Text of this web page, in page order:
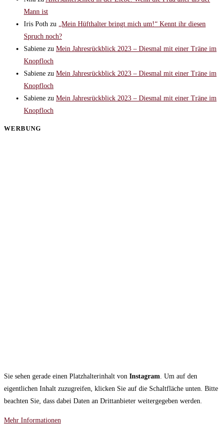
Mann ist
Iris Poth zu „Mein Hüfthalter bringt mich um!“ Kennt ihr diesen
Spruch noch?
Sabiene zu Mein Jahresrückblick 2023 – Diesmal mit einer Träne im
Knopfloch
Sabiene zu Mein Jahresrückblick 2023 – Diesmal mit einer Träne im
Knopfloch
Sabiene zu Mein Jahresrückblick 2023 – Diesmal mit einer Träne im
Knopfloch
WERBUNG
Sie sehen gerade einen Platzhalterinhalt von Instagram. Um auf den
eigentlichen Inhalt zuzugreifen, klicken Sie auf die Schaltfläche unten. Bitte
beachten Sie, dass dabei Daten an Drittanbieter weitergegeben werden.
Mehr Informationen